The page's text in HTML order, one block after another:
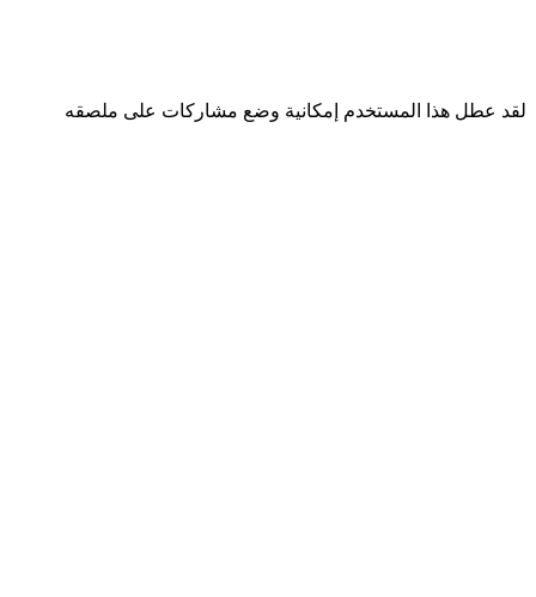
لقد عطل هذا المستخدم إمكانية وضع مشاركات على ملصقه